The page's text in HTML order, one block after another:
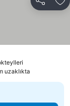
Paylaş
uzaklıkta